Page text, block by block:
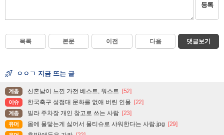
등록
목록 본문 이전 다음 댓글보기
ㅇㅇㄱ 지금 뜨는 글
계층 신혼남이 느낀 가전 베스트, 워스트 [52]
이슈 한국축구 성접대 문화를 없애 버린 인물 [22]
계층 빌라 주차장 개인 창고로 쓰는 사람 [23]
유머 몸에 물닿는게 싫어서 물티슈로 샤워한다는 사람.jpg [29]